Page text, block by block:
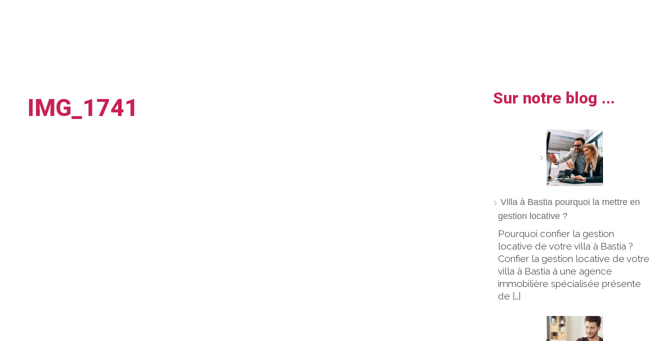
IMG_1741 Sur notre blog ...
Villa à Bastia pourquoi la mettre en
gestion locative ?
Pourquoi confier la gestion
locative de votre villa à Bastia ?
Confier la gestion locative de votre
villa à Bastia à une agence
immobilière spécialisée présente
de […]